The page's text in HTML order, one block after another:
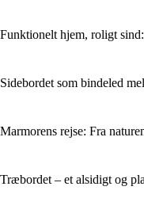
Funktionelt hjem, roligt
Sidebordet som bindeled
Marmorens rejse: Fra
Træbordet – et alsidigt og